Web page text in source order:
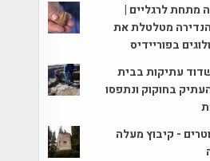
מתחת לרגליים |
מטלטלת את
בפוריידיס
עתיקות בבית
בחוקוק ונתפסו
- קיבוץ מעלה